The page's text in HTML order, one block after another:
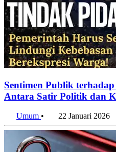
Sentimen Publik terhadap
Umum• 22 Januari 2026